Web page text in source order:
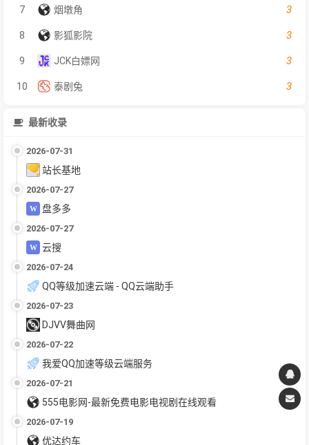
7 烟墩角 3
8 影狐影院 3
9 JCK白嫖网 3
10 泰剧兔 3
最新收录
2026-07-31
站长基地
2026-07-27
盘多多
2026-07-27
云搜
2026-07-24
QQ等级加速云端 - QQ云端助手
2026-07-23
DJVV舞曲网
2026-07-22
我爱QQ加速等级云端服务
2026-07-21
555电影网-最新免费电影电视剧在线观看
2026-07-19
优达约车